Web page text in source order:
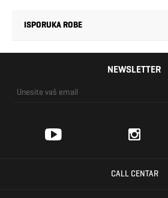
ISPORUKA ROBE
NEWSLETTER
CALL CENTAR